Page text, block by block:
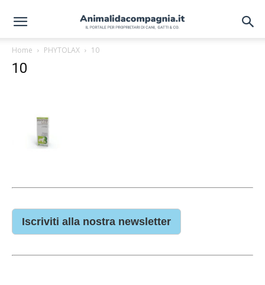
Home PHYTOLAX 10
10
Iscriviti alla nostra newsletter